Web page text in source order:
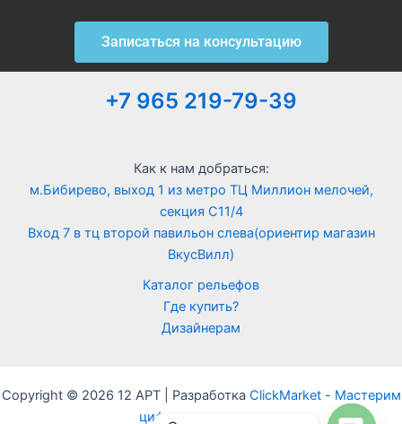
Записаться на консультацию
+7 965 219-79-39
Как к нам добраться:
м.Бибирево, выход 1 из метро ТЦ Миллион мелочей,
секция С11/4
Вход 7 в тц второй павильон слева(ориентир магазин
ВкусВилл)
Каталог рельефов
Где купить?
Дизайнерам
Copyright © 2026 12 АРТ | Разработка ClickMarket - Мастерим
цифровые решения